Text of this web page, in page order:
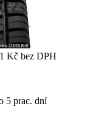
Kč bez DPH
5 prac. dní